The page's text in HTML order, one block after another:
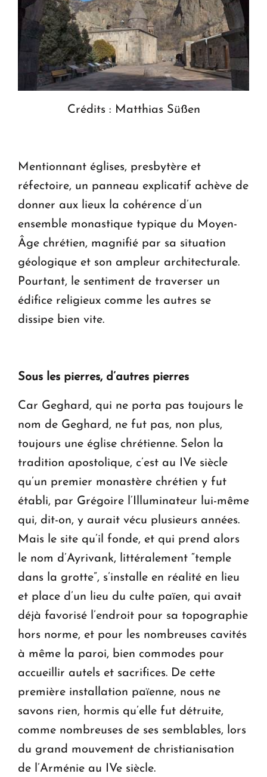
Crédits : Matthias Süßen
Mentionnant églises, presbytère et
réfectoire, un panneau explicatif achève de
donner aux lieux la cohérence d’un
ensemble monastique typique du Moyen-
Âge chrétien, magnifié par sa situation
géologique et son ampleur architecturale.
Pourtant, le sentiment de traverser un
édifice religieux comme les autres se
dissipe bien vite.
Sous les pierres, d’autres pierres
Car Geghard, qui ne porta pas toujours le
nom de Geghard, ne fut pas, non plus,
toujours une église chrétienne. Selon la
tradition apostolique, c’est au IVe siècle
qu’un premier monastère chrétien y fut
établi, par Grégoire l’Illuminateur lui-même
qui, dit-on, y aurait vécu plusieurs années.
Mais le site qu’il fonde, et qui prend alors
le nom d’Ayrivank, littéralement “temple
dans la grotte”, s’installe en réalité en lieu
et place d’un lieu du culte païen, qui avait
déjà favorisé l’endroit pour sa topographie
hors norme, et pour les nombreuses cavités
à même la paroi, bien commodes pour
accueillir autels et sacrifices. De cette
première installation païenne, nous ne
savons rien, hormis qu’elle fut détruite,
comme nombreuses de ses semblables, lors
du grand mouvement de christianisation
de l’Arménie au IVe siècle.